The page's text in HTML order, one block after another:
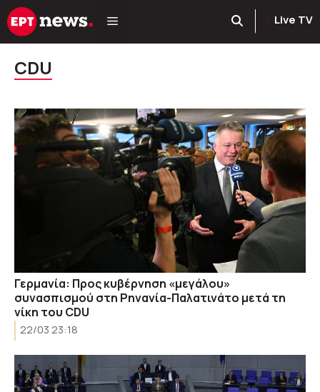
Μετάβαση
σε
Live TV
CDU
Γερμανία: Προς κυβέρνηση «μεγάλου»
συνασπισμού στη Ρηνανία-Παλατινάτο μετά τη
νίκη του CDU
22/03 23:18